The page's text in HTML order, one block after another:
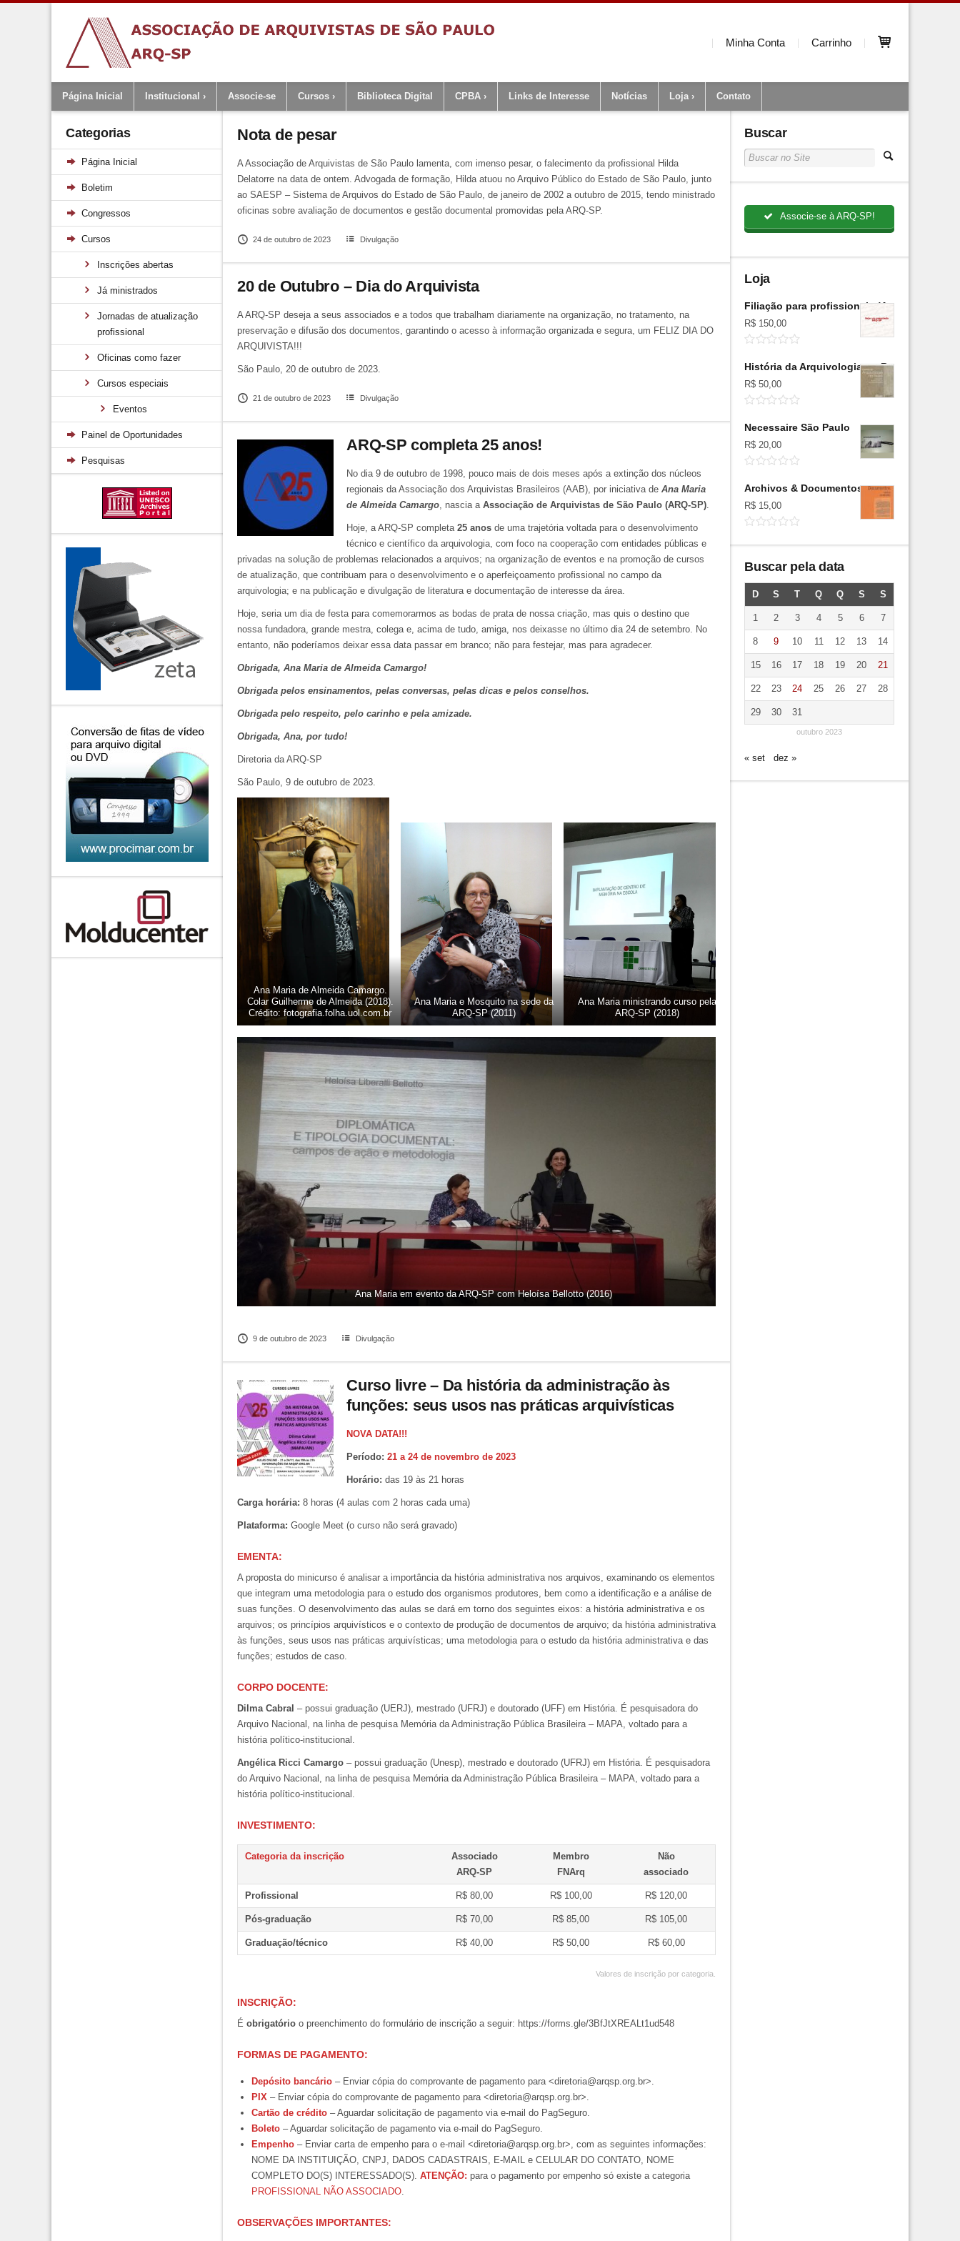
Minha Conta Carrinho
Página Inicial Institucional Associe-se Cursos Biblioteca Digital CPBA Links de Interesse Notícias Loja Contato
Categorias
Página Inicial
Boletim
Congressos
Cursos
Inscrições abertas
Já ministrados
Jornadas de atualização
profissional
Oficinas como fazer
Cursos especiais
Eventos
Painel de Oportunidades
Pesquisas
Nota de pesar
A Associação de Arquivistas de São Paulo lamenta, com imenso pesar, o falecimento da profissional Hilda
Delatorre na data de ontem. Advogada de formação, Hilda atuou no Arquivo Público do Estado de São Paulo, junto
ao SAESP – Sistema de Arquivos do Estado de São Paulo, de janeiro de 2002 a outubro de 2015, tendo ministrado
oficinas sobre avaliação de documentos e gestão documental promovidas pela ARQ-SP.
24 de outubro de 2023 Divulgação
20 de Outubro – Dia do Arquivista
A ARQ-SP deseja a seus associados e a todos que trabalham diariamente na organização, no tratamento, na
preservação e difusão dos documentos, garantindo o acesso à informação organizada e segura, um FELIZ DIA DO
ARQUIVISTA!!!
São Paulo, 20 de outubro de 2023.
21 de outubro de 2023 Divulgação
ARQ-SP completa 25 anos!
No dia 9 de outubro de 1998, pouco mais de dois meses após a extinção dos núcleos
regionais da Associação dos Arquivistas Brasileiros (AAB), por iniciativa de Ana Maria
de Almeida Camargo , nascia a Associação de Arquivistas de São Paulo (ARQ-SP)
Hoje, a ARQ-SP completa 25 anos de uma trajetória voltada para o desenvolvimento
técnico e científico da arquivologia, com foco na cooperação com entidades públicas e
privadas na solução de problemas relacionados a arquivos; na organização de eventos e na promoção de cursos
de atualização, que contribuam para o desenvolvimento e o aperfeiçoamento profissional no campo da
arquivologia; e na publicação e divulgação de literatura e documentação de interesse da área.
Hoje, seria um dia de festa para comemorarmos as bodas de prata de nossa criação, mas quis o destino que
nossa fundadora, grande mestra, colega e, acima de tudo, amiga, nos deixasse no último dia 24 de setembro. No
entanto, não poderíamos deixar essa data passar em branco; não para festejar, mas para agradecer.
Obrigada, Ana Maria de Almeida Camargo!
Obrigada pelos ensinamentos, pelas conversas, pelas dicas e pelos conselhos.
Obrigada pelo respeito, pelo carinho e pela amizade.
Obrigada, Ana, por tudo!
Diretoria da ARQ-SP
São Paulo, 9 de outubro de 2023.
Ana Maria de Almeida Camargo.
Colar Guilherme de Almeida (2018).
Crédito: fotografia.folha.uol.com.br
Ana Maria e Mosquito na sede da
ARQ-SP (2011)
Ana Maria ministrando curso pela
ARQ-SP (2018)
Ana Maria em evento da ARQ-SP com Heloísa Bellotto (2016)
9 de outubro de 2023 Divulgação
Curso livre – Da história da administração às
funções: seus usos nas práticas arquivísticas
NOVA DATA!!!
Período: 21 a 24 de novembro de 2023
Horário: das 19 às 21 horas
Carga horária: 8 horas (4 aulas com 2 horas cada uma)
Plataforma: Google Meet (o curso não será gravado)
EMENTA:
A proposta do minicurso é analisar a importância da história administrativa nos arquivos, examinando os elementos
que integram uma metodologia para o estudo dos organismos produtores, bem como a identificação e a análise de
suas funções. O desenvolvimento das aulas se dará em torno dos seguintes eixos: a história administrativa e os
arquivos; os princípios arquivísticos e o contexto de produção de documentos de arquivo; da história administrativa
às funções, seus usos nas práticas arquivísticas; uma metodologia para o estudo da história administrativa e das
funções; estudos de caso.
CORPO DOCENTE:
Dilma Cabral – possui graduação (UERJ), mestrado (UFRJ) e doutorado (UFF) em História. É pesquisadora do
Arquivo Nacional, na linha de pesquisa Memória da Administração Pública Brasileira – MAPA, voltado para a
história político-institucional.
Angélica Ricci Camargo – possui graduação (Unesp), mestrado e doutorado (UFRJ) em História. É pesquisadora
do Arquivo Nacional, na linha de pesquisa Memória da Administração Pública Brasileira – MAPA, voltado para a
história político-institucional.
INVESTIMENTO:
Categoria da inscrição
Associado
ARQ-SP
Membro
FNArq
Não
associado
Profissional R$ 80,00 R$ 100,00 R$ 120,00
Pós-graduação R$ 70,00 R$ 85,00 R$ 105,00
Graduação/técnico R$ 40,00 R$ 50,00 R$ 60,00
Valores de inscrição por categoria.
INSCRIÇÃO:
É obrigatório o preenchimento do formulário de inscrição a seguir: https://forms.gle/3BfJtXREALt1ud548
FORMAS DE PAGAMENTO:
Depósito bancário– Enviar cópia do comprovante de pagamento para <diretoria@arqsp.org.br>.
PIX – Enviar cópia do comprovante de pagamento para <diretoria@arqsp.org.br>.
Cartão de crédito– Aguardar solicitação de pagamento via e-mail do PagSeguro.
Boleto– Aguardar solicitação de pagamento via e-mail do PagSeguro.
Empenho– Enviar carta de empenho para o e-mail <diretoria@arqsp.org.br>, com as seguintes informações:
NOME DA INSTITUIÇÃO, CNPJ, DADOS CADASTRAIS, E-MAIL e CELULAR DO CONTATO, NOME
COMPLETO DO(S) INTERESSADO(S). ATENÇÃO: para o pagamento por empenho só existe a categoria
PROFISSIONAL NÃO ASSOCIADO.
OBSERVAÇÕES IMPORTANTES:
Buscar
Associe-se à ARQ-SP!
Loja
Filiação para profissionais (Anual)
R$ 150,00
História da Arquivologia no Brasil
R$ 50,00
Necessaire São Paulo
R$ 20,00
Archivos & Documentos: textos seminales
R$ 15,00
Buscar pela data
outubro 2023
D S T Q Q S S
1 2 3 4 5 6 7
8 9 10 11 12 13 14
15 16 17 18 19 20 21
22 23 24 25 26 27 28
29 30 31
« set dez »